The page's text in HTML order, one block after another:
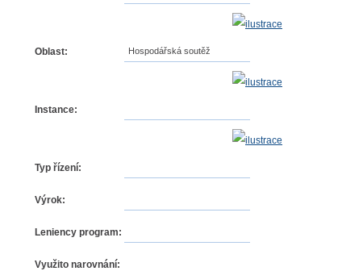
Oblast: Hospodářská soutěž
Instance:
Typ řízení:
Výrok:
Leniency program:
Využito narovnání: